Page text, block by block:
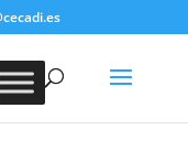
BUSCAR